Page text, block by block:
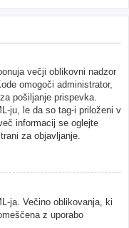
večji oblikovni nadzor
omogoči administrator,
pošiljanje prispevka.
ju, le da so tag-i priloženi v
informacij se oglejte
za objavljanje.
ja. Večino oblikovanja, ki
z uporabo